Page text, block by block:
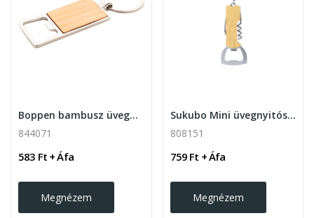
Boppen bambusz üvegnyitós kulcstartó
844071
583 Ft + Áfa
Megnézem
Sukubo Mini üvegnyitós kulcstartó , natúr
808151
759 Ft + Áfa
Megnézem